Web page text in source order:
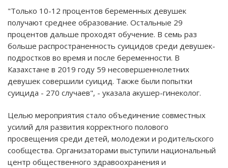
"Только 10-12 процентов беременных девушек
получают среднее образование. Остальные 29
процентов дальше проходят обучение. В семь раз
больше распространенность суицидов среди девушек-
подростков во время и после беременности. В
Казахстане в 2019 году 59 несовершеннолетних
девушек совершили суицид. Также были попытки
суицида - 270 случаев", - указала акушер-гинеколог.
Целью мероприятия стало объединение совместных
усилий для развития корректного полового
просвещения среди детей, молодежи и родительского
сообщества. Организаторами выступили национальный
центр общественного здравоохранения и